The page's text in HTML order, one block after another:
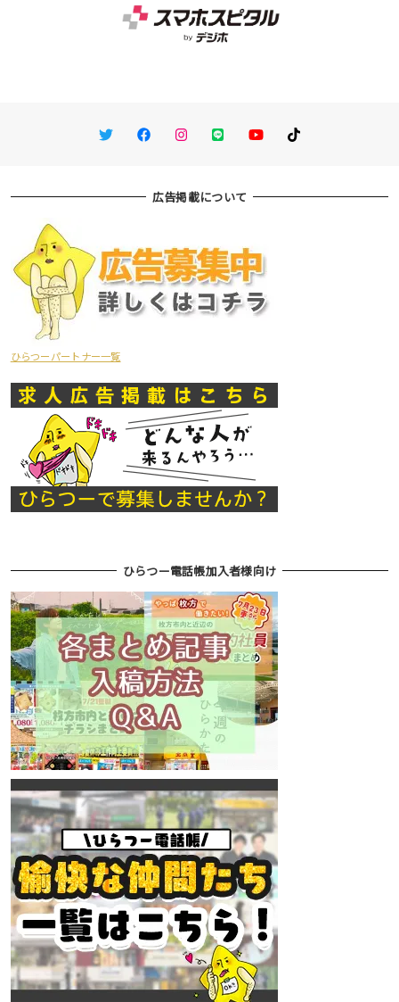
TwitterFacebookInstagram
LINE You TubeTikTok
広告掲載について
ひらつーパートナー一覧
ひらつー電話帳加入者様向け